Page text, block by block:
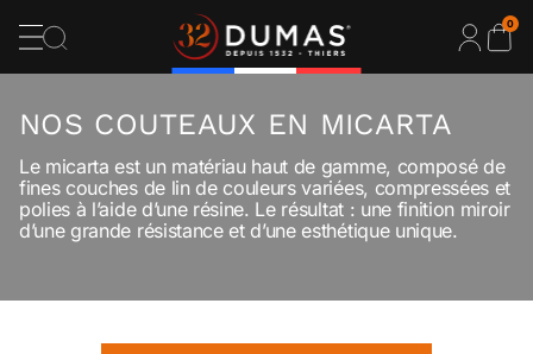
NOS COUTEAUX EN MICARTA
Le micarta est un matériau haut de gamme, composé de
fines couches de lin de couleurs variées, compressées et
polies à l’aide d’une résine. Le résultat : une finition miroir
d’une grande résistance et d’une esthétique unique.
0